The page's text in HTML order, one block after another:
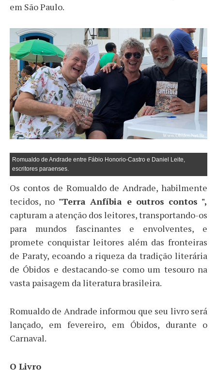
em São Paulo.
Romualdo de Andrade entre Fábio Honorio-Castro e Daniel Leite,
escritores paraenses.
Os contos de Romualdo de Andrade, habilmente
tecidos, no "Terra Anfíbia e outros contos ",
capturam a atenção dos leitores, transportando-os
para mundos fascinantes e envolventes, e
promete conquistar leitores além das fronteiras
de Paraty, ecoando a riqueza da tradição literária
de Óbidos e destacando-se como um tesouro na
vasta paisagem da literatura brasileira.
Romualdo de Andrade informou que seu livro será
lançado, em fevereiro, em Óbidos, durante o
Carnaval.
O Livro